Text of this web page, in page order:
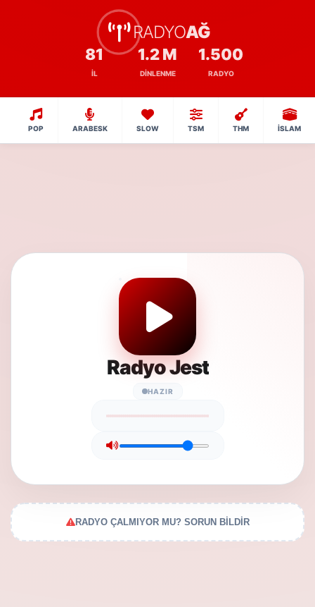
RADYOAĞ
81
İL
1.2 M
DINLENME
1.500
RADYO
POP ARABESK SLOW TSM THM İSLAM
Radyo Jest
HAZIR
RADYO ÇALMIYOR MU? SORUN BİLDİR